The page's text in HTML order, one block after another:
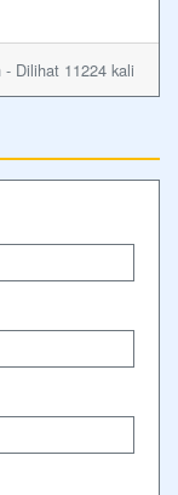
Dilihat 11224 kali